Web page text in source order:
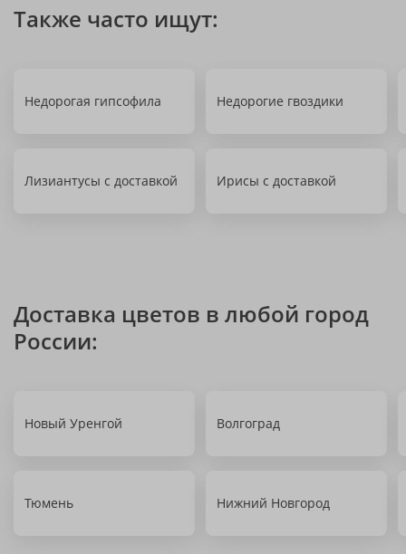
Также часто ищут:
Недорогая гипсофила Недорогие гвоздики
Лизиантусы с доставкой Ирисы с доставкой
Доставка цветов в любой город
России:
Новый Уренгой Волгоград
Тюмень Нижний Новгород